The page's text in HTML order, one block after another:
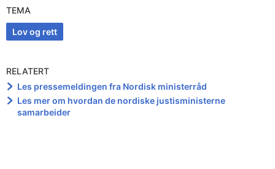
TEMA
Lov og rett
RELATERT
Les pressemeldingen fra Nordisk ministerråd
Les mer om hvordan de nordiske justisministerne
samarbeider